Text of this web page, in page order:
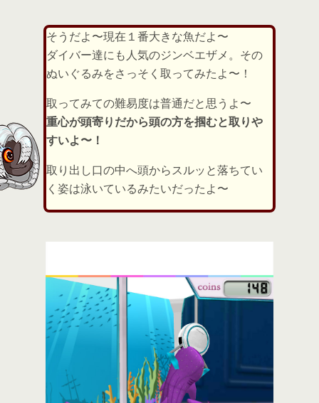
そうだよ〜現在１番大きな魚だよ〜
ダイバー達にも人気のジンベエザメ。その
ぬいぐるみをさっそく取ってみたよ〜！
取ってみての難易度は普通だと思うよ〜
重心が頭寄りだから頭の方を掴むと取りや
すいよ〜！
取り出し口の中へ頭からスルッと落ちてい
く姿は泳いているみたいだったよ〜